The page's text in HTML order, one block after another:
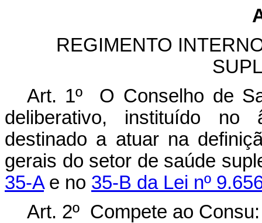
REGIMENTO
Art. 1º O Conselho de
deliberativo, instituído
destinado a atuar na
gerais do setor de saúde
35-Ae no 35-B da Lei nº
Art. 2º Compete ao Consu: